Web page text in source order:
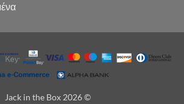
Jack in the Box 2026 ©